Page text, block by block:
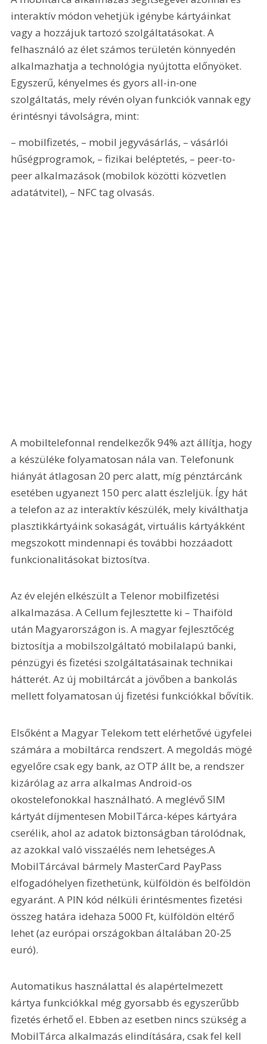
interaktív módon vehetjük igénybe kártyáinkat
vagy a hozzájuk tartozó szolgáltatásokat. A
felhasználó az élet számos területén könnyedén
alkalmazhatja a technológia nyújtotta előnyöket.
Egyszerű, kényelmes és gyors all-in-one
szolgáltatás, mely révén olyan funkciók vannak egy
érintésnyi távolságra, mint:
– mobilfizetés, – mobil jegyvásárlás, – vásárlói
hűségprogramok, – fizikai beléptetés, – peer-to-
peer alkalmazások (mobilok közötti közvetlen
adatátvitel), – NFC tag olvasás.
A mobiltelefonnal rendelkezők 94% azt állítja, hogy
a készüléke folyamatosan nála van. Telefonunk
hiányát átlagosan 20 perc alatt, míg pénztárcánk
esetében ugyanezt 150 perc alatt észleljük. Így hát
a telefon az az interaktív készülék, mely kiválthatja
plasztikkártyáink sokaságát, virtuális kártyákként
megszokott mindennapi és további hozzáadott
funkcionalitásokat biztosítva.
Az év elején elkészült a Telenor mobilfizetési
alkalmazása. A Cellum fejlesztette ki – Thaiföld
után Magyarországon is. A magyar fejlesztőcég
biztosítja a mobilszolgáltató mobilalapú banki,
pénzügyi és fizetési szolgáltatásainak technikai
hátterét. Az új mobiltárcát a jövőben a bankolás
mellett folyamatosan új fizetési funkciókkal bővítik.
Elsőként a Magyar Telekom tett elérhetővé ügyfelei
számára a mobiltárca rendszert. A megoldás mögé
egyelőre csak egy bank, az OTP állt be, a rendszer
kizárólag az arra alkalmas Android-os
okostelefonokkal használható. A meglévő SIM
kártyát díjmentesen MobilTárca-képes kártyára
cserélik, ahol az adatok biztonságban tárolódnak,
az azokkal való visszaélés nem lehetséges.A
MobilTárcával bármely MasterCard PayPass
elfogadóhelyen fizethetünk, külföldön és belföldön
egyaránt. A PIN kód nélküli érintésmentes fizetési
összeg határa idehaza 5000 Ft, külföldön eltérő
lehet (az európai országokban általában 20-25
euró).
Automatikus használattal és alapértelmezett
kártya funkciókkal még gyorsabb és egyszerűbb
fizetés érhető el. Ebben az esetben nincs szükség a
MobilTárca alkalmazás elindítására, csak fel kell